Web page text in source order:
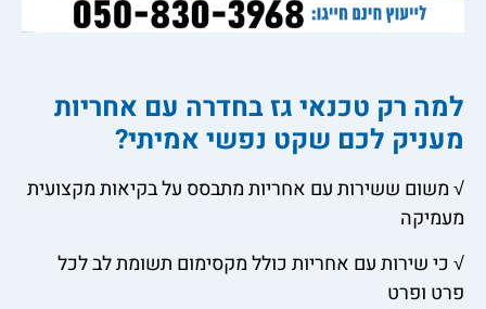
למה רק טכנאי גז בחדרה עם אחריות
מעניק לכם שקט נפשי אמיתי?
√ משום ששירות עם אחריות מתבסס על בקיאות מקצועית
מעמיקה
√ כי שירות עם אחריות כולל מקסימום תשומת לב לכל
פרט ופרט